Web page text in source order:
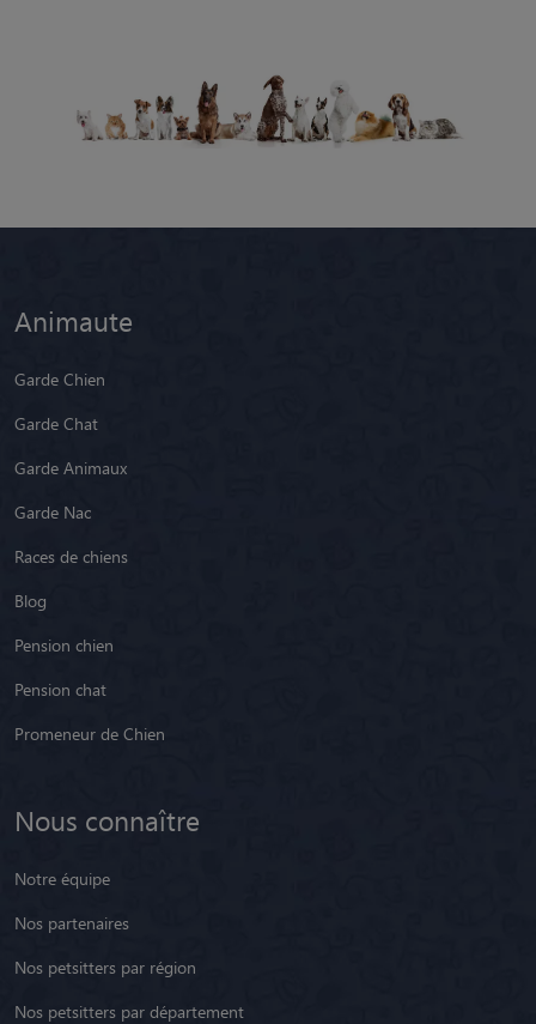
Animaute
Garde Chien
Garde Chat
Garde Animaux
Garde Nac
Races de chiens
Blog
Pension chien
Pension chat
Promeneur de Chien
Nous connaître
Notre équipe
Nos partenaires
Nos petsitters par région
Nos petsitters par département